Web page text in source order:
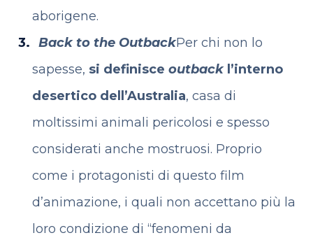
aborigene.
Back to the OutbackPer chi non lo
sapesse, si definisce outbackl’interno
desertico dell’Australia, casa di
moltissimi animali pericolosi e spesso
considerati anche mostruosi. Proprio
come i protagonisti di questo film
d’animazione, i quali non accettano più la
loro condizione di “fenomeni da